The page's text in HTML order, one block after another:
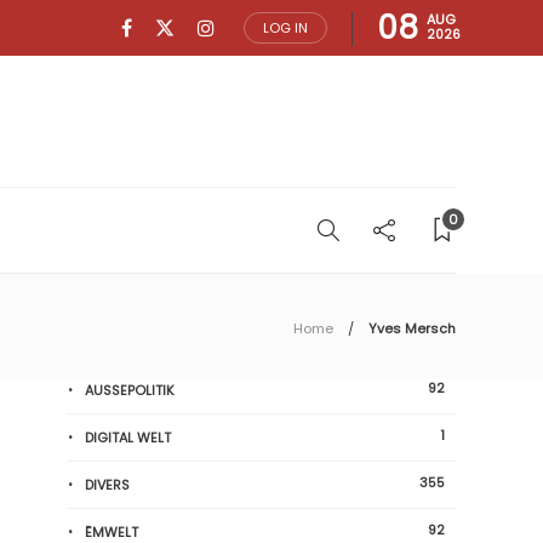
LOG IN 08 AUG
2026
0
Home Yves Mersch
AUSSEPOLITIK 92
DIGITAL WELT 1
DIVERS 355
ËMWELT 92